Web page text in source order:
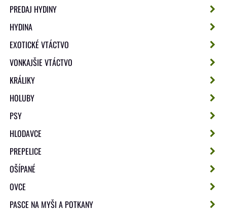
PREDAJ HYDINY
HYDINA
EXOTICKÉ VTÁCTVO
VONKAJŠIE VTÁCTVO
KRÁLIKY
HOLUBY
PSY
HLODAVCE
PREPELICE
OŠÍPANÉ
OVCE
PASCE NA MYŠI A POTKANY